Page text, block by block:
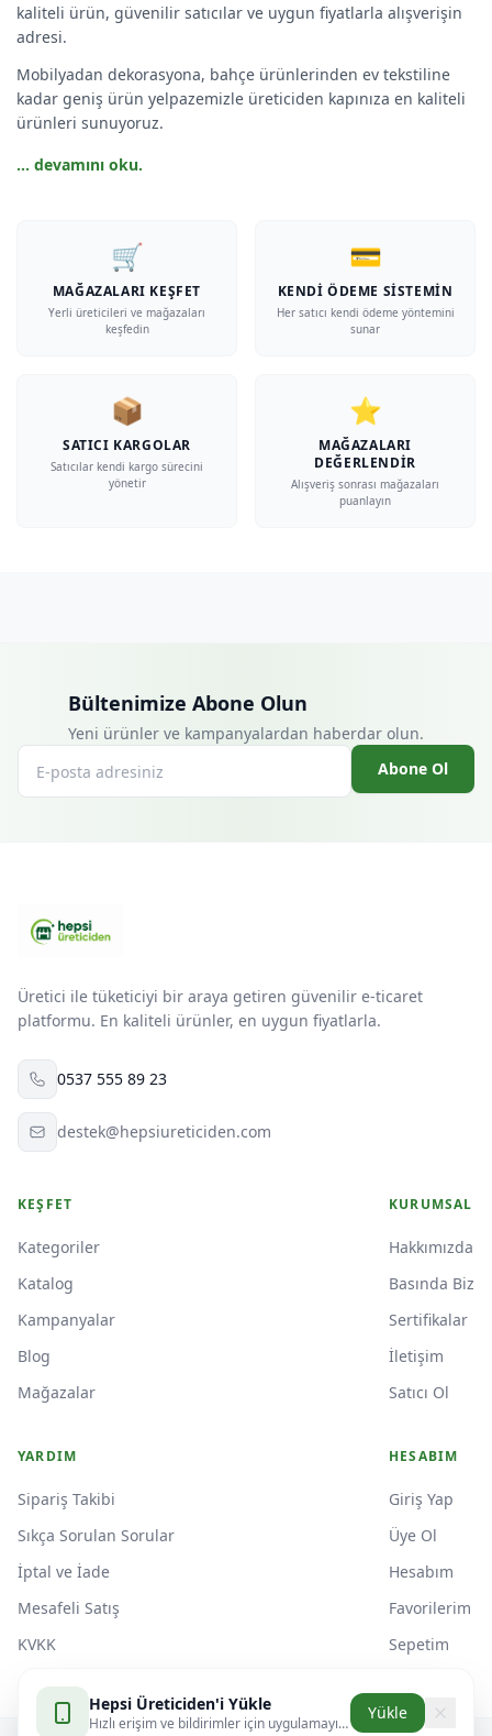
Hepsi Üreticiden'i Yükle
Hızlı erişim ve bildirimler için uygulamayı yükleyin
Yükle
kaliteli ürün, güvenilir satıcılar ve uygun fiyatlarla alışverişin
adresi.
Mobilyadan dekorasyona, bahçe ürünlerinden ev tekstiline
kadar geniş ürün yelpazemizle üreticiden kapınıza en kaliteli
ürünleri sunuyoruz.
... devamını oku.
🛒
MAĞAZALARI KEŞFET
Yerli üreticileri ve mağazaları
keşfedin
💳
KENDI ÖDEME SISTEMIN
Her satıcı kendi ödeme yöntemini
sunar
📦
SATICI KARGOLAR
Satıcılar kendi kargo sürecini
yönetir
⭐
MAĞAZALARI
DEĞERLENDIR
Alışveriş sonrası mağazaları
puanlayın
Bültenimize Abone Olun
Yeni ürünler ve kampanyalardan haberdar olun.
Abone Ol
Üretici ile tüketiciyi bir araya getiren güvenilir e-ticaret
platformu. En kaliteli ürünler, en uygun fiyatlarla.
0537 555 89 23
destek@hepsiureticiden.com
KEŞFET
Kategoriler
Katalog
Kampanyalar
Blog
Mağazalar
KURUMSAL
Hakkımızda
Basında Biz
Sertifikalar
İletişim
Satıcı Ol
YARDIM
Sipariş Takibi
Sıkça Sorulan Sorular
İptal ve İade
Mesafeli Satış
KVKK
HESABIM
Giriş Yap
Üye Ol
Hesabım
Favorilerim
Sepetim